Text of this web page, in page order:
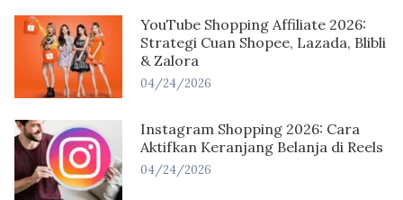
YouTube Shopping Affiliate 2026:
Strategi Cuan Shopee, Lazada, Blibli
& Zalora
04/24/2026
Instagram Shopping 2026: Cara
Aktifkan Keranjang Belanja di Reels
04/24/2026